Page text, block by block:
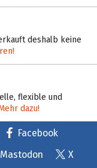
deshalb keine
flexible und
dazu!
Facebook
Mastodon X